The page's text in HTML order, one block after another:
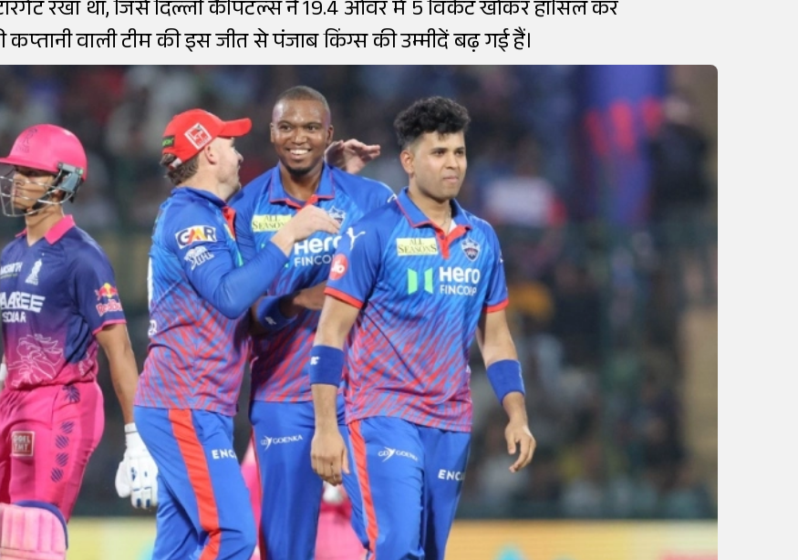
रखा था, जिसे दिल्ली कैपिटल्स ने 19.4 ओवर में 5 विकेट खोकर हासिल कर
वाली टीम की इस जीत से पंजाब किंग्स की उम्मीदें बढ़ गई हैं।